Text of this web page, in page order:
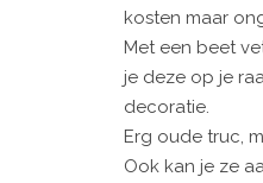
kosten maar
Met een beet
je deze op je
decoratie.
Erg oude truc,
Ook kan je ze